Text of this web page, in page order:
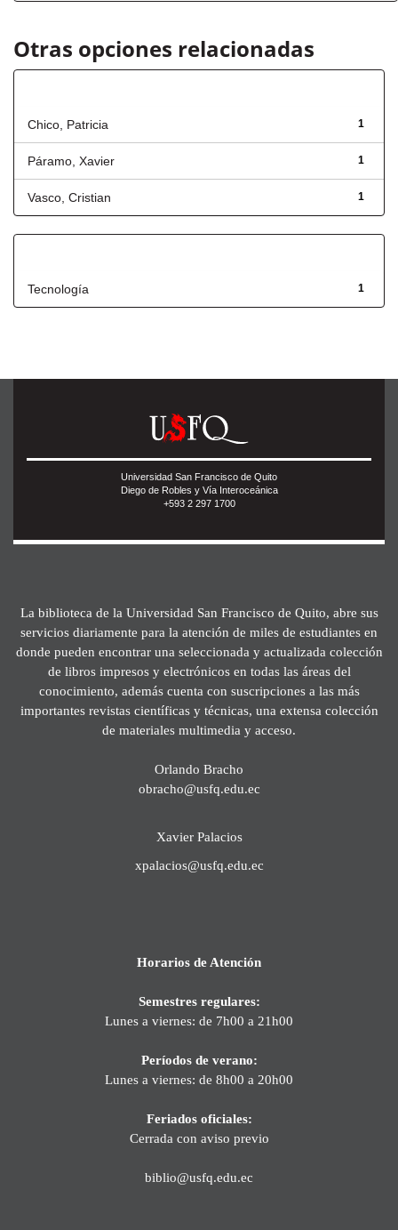
Otras opciones relacionadas
1
Chico, Patricia
1
Páramo, Xavier
1
Vasco, Cristian
1
Tecnología
Universidad San Francisco de Quito
Diego de Robles y Vía Interoceánica
+593 2 297 1700
La biblioteca de la Universidad San Francisco de Quito, abre sus
servicios diariamente para la atención de miles de estudiantes en
donde pueden encontrar una seleccionada y actualizada colección
de libros impresos y electrónicos en todas las áreas del
conocimiento, además cuenta con suscripciones a las más
importantes revistas científicas y técnicas, una extensa colección
de materiales multimedia y acceso.
Orlando Bracho
obracho@usfq.edu.ec
Xavier Palacios
xpalacios@usfq.edu.ec
Horarios de Atención
Semestres regulares:
Lunes a viernes: de 7h00 a 21h00
Períodos de verano:
Lunes a viernes: de 8h00 a 20h00
Feriados oficiales:
Cerrada con aviso previo
biblio@usfq.edu.ec